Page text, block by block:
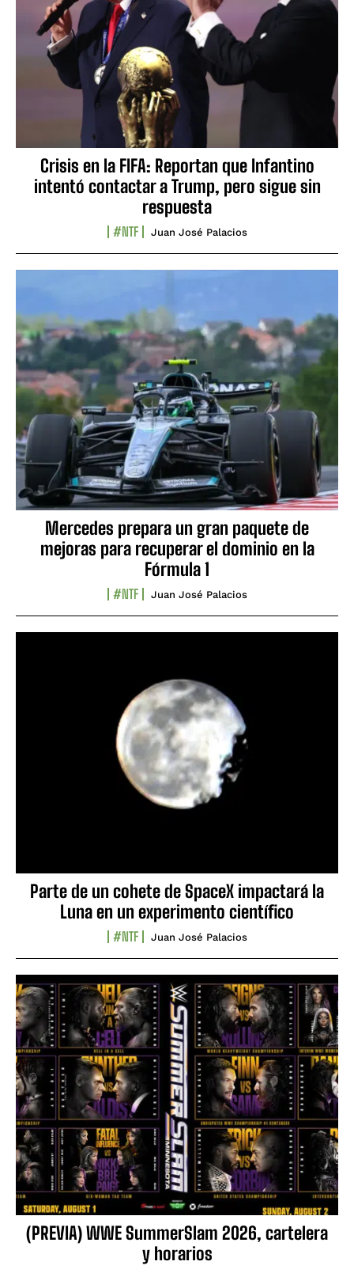
Crisis en la FIFA: Reportan que Infantino
intentó contactar a Trump, pero sigue sin
respuesta
#NTF Juan José Palacios
Mercedes prepara un gran paquete de
mejoras para recuperar el dominio en la
Fórmula 1
#NTF Juan José Palacios
Parte de un cohete de SpaceX impactará la
Luna en un experimento científico
#NTF Juan José Palacios
(PREVIA) WWE SummerSlam 2026, cartelera
y horarios